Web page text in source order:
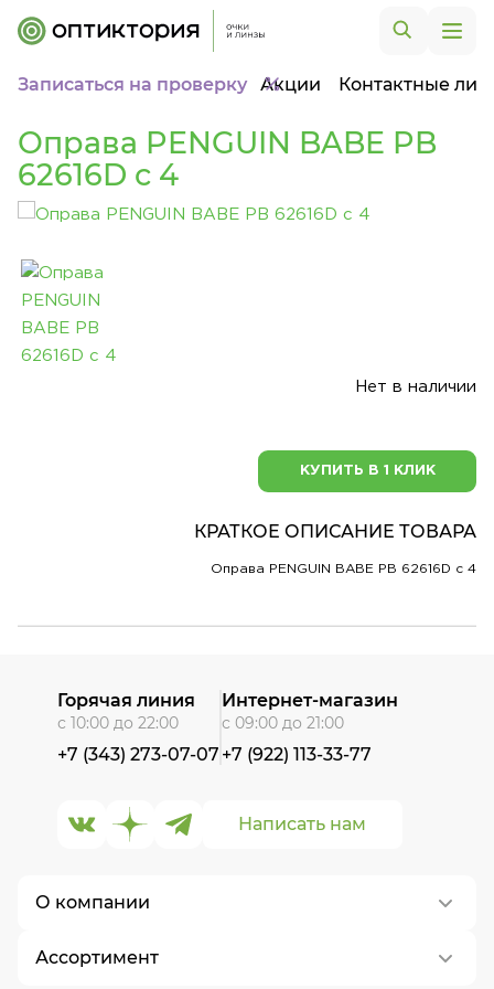
Записаться на проверку Акции Контактные
Оправа PENGUIN BABE PB
62616D c 4
Нет в наличии
КУПИТЬ В 1 КЛИК
КРАТКОЕ ОПИСАНИЕ ТОВАРА
Оправа PENGUIN BABE PB 62616D c 4
О компании
О нас
Ассортимент
Написать нам
Горячая линия
с 10:00 до 22:00
+7 (343) 273-07-07
Интернет-магазин
с 09:00 до 21:00
+7 (922) 113-33-77